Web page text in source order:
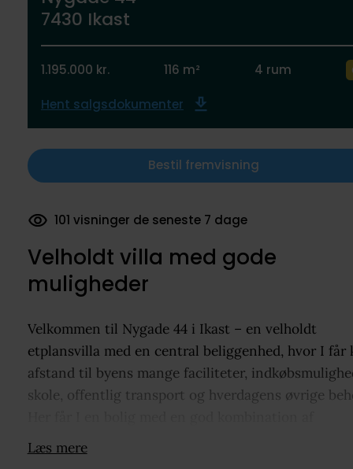
7430 Ikast
1.195.000 kr. 116 m² 4 rum
Hent salgsdokumenter
Bestil fremvisning
51 dokumenter downloadet
Velholdt villa med gode
muligheder
Velkommen til Nygade 44 i Ikast – en velholdt
etplansvilla med en central beliggenhed, hvor I får
afstand til byens mange faciliteter,
skole, offentlig transport og hverdagens øvrige
funktionalitet, hyggelig atmosfære og spændende
Læs mere